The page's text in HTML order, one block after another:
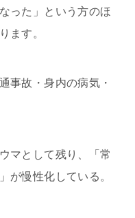
った」という方のほ
ます。
事故・身内の病気・
マとして残り、「常
が慢性化している。